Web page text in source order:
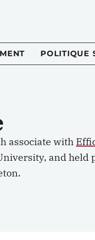
POLITIQUE
associate with
and held